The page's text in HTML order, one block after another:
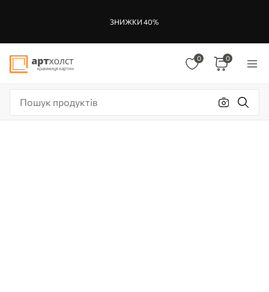
ЗНИЖКИ 40%
0 0